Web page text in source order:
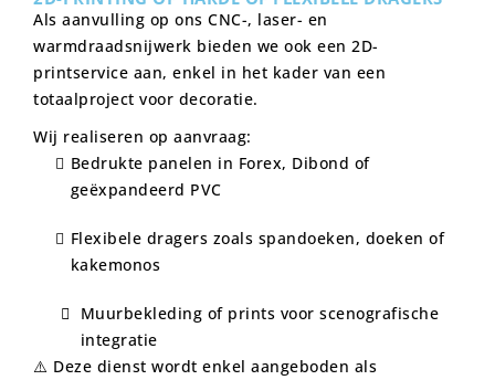
Als aanvulling op ons CNC-, laser- en
warmdraadsnijwerk bieden we ook een 2D-
printservice aan, enkel in het kader van een
totaalproject voor decoratie.
Wij realiseren op aanvraag:
Bedrukte panelen in Forex, Dibond of
geëxpandeerd PVC
Flexibele dragers zoals spandoeken, doeken of
kakemonos
Muurbekleding of prints voor scenografische
integratie
⚠️ Deze dienst wordt enkel aangeboden als